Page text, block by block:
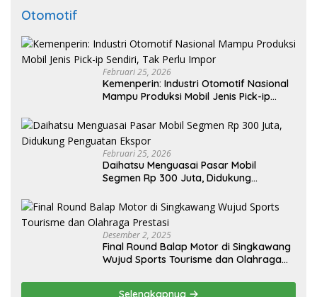
Otomotif
Februari 25, 2026
Kemenperin: Industri Otomotif Nasional
Mampu Produksi Mobil Jenis Pick-ip
Februari 25, 2026
Daihatsu Menguasai Pasar Mobil
Segmen Rp 300 Juta, Didukung
Desember 2, 2025
Final Round Balap Motor di Singkawang
Wujud Sports Tourisme dan Olahraga
Selengkapnya